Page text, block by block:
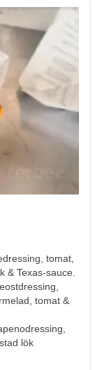
tomat,
& Texas-sauce.
tomat &
lök